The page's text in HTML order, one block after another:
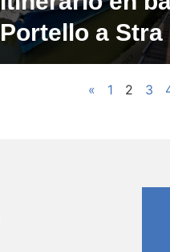
Portello a Stra
« 1 2 3